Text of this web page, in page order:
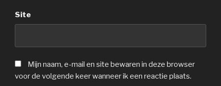
Site
Mijn naam, e-mail en site bewaren in deze browser
voor de volgende keer wanneer ik een reactie plaats.